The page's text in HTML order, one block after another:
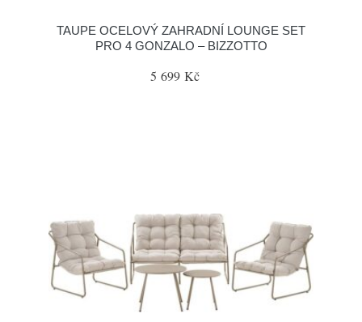
TAUPE OCELOVÝ ZAHRADNÍ LOUNGE SET
PRO 4 GONZALO – BIZZOTTO
5 699 Kč